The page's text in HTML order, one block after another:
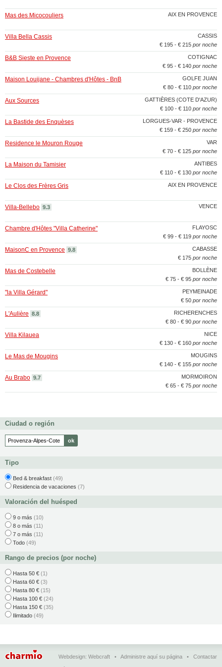
AIX EN PROVENCE
Mas des Micocouliers
CASSIS
Villa Bella Cassis
€ 195 - € 215 por noche
COTIGNAC
B&B Sieste en Provence
€ 95 - € 140 por noche
GOLFE JUAN
Maison Louijane - Chambres d'Hôtes - BnB
€ 80 - € 110 por noche
GATTIÈRES (COTE D'AZUR)
Aux Sources
€ 100 - € 110 por noche
LORGUES-VAR - PROVENCE
La Bastide des Enquèses
€ 159 - € 250 por noche
VAR
Residence le Mouron Rouge
€ 70 - € 125 por noche
ANTIBES
La Maison du Tamisier
€ 110 - € 130 por noche
AIX EN PROVENCE
Le Clos des Frères Gris
VENCE
Villa-Bellebo 9.3
FLAYOSC
Chambre d'Hôtes "Villa Catherine"
€ 99 - € 119 por noche
CABASSE
MaisonC en Provence 9.8
€ 175 por noche
BOLLÈNE
Mas de Costebelle
€ 75 - € 95 por noche
PEYMEINADE
"la Villa Gérard"
€ 50 por noche
RICHERENCHES
L'Aulière 8.8
€ 80 - € 90 por noche
NICE
Villa Kilauea
€ 130 - € 160 por noche
MOUGINS
Le Mas de Mougins
€ 140 - € 155 por noche
MORMOIRON
Au Brabo 9.7
€ 65 - € 75 por noche
Ciudad o región
Tipo
Bed & breakfast (49)
Residencia de vacaciones (7)
Valoración del huésped
9 o más (10)
8 o más (11)
7 o más (11)
Todo (49)
Rango de precios (por noche)
Hasta 50 € (1)
Hasta 60 € (3)
Hasta 80 € (15)
Hasta 100 € (24)
Hasta 150 € (35)
Ilimitado (49)
Webdesign: Webcraft • Administre aquí su página • Contactar